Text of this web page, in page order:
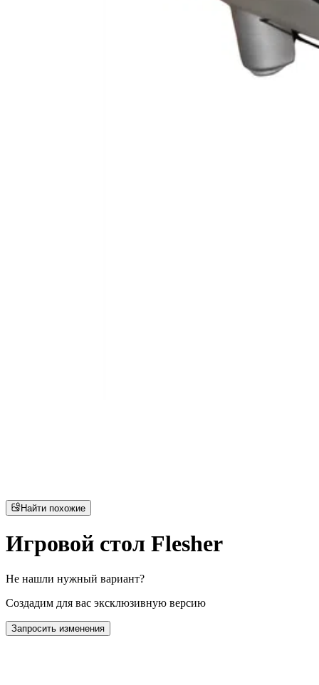
Найти похожие
Игровой стол Flesher
Не нашли нужный вариант?
Создадим для вас эксклюзивную версию
Запросить изменения